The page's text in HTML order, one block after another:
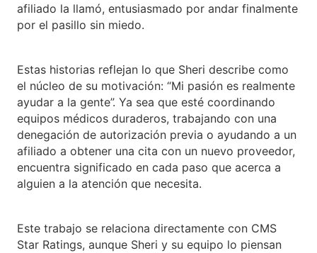
afiliado la llamó, entusiasmado por andar finalmente
por el pasillo sin miedo.
Estas historias reflejan lo que Sheri describe como
el núcleo de su motivación: “Mi pasión es realmente
ayudar a la gente”. Ya sea que esté coordinando
equipos médicos duraderos, trabajando con una
denegación de autorización previa o ayudando a un
afiliado a obtener una cita con un nuevo proveedor,
encuentra significado en cada paso que acerca a
alguien a la atención que necesita.
Este trabajo se relaciona directamente con CMS
Star Ratings, aunque Sheri y su equipo lo piensan